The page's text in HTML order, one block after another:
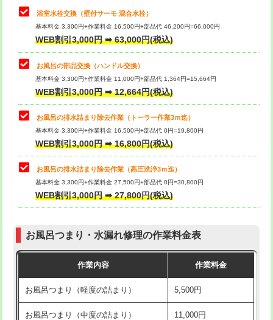
理・調整・分解・加工など（中作業）
止水・漏水調査・防水処理・清掃・修
理・調整・分解・加工など（重作業）
33,000円
トイレタンク脱着
トイレ便器脱着
タンクレストイレ脱着 33,000円
小便器トイレ脱着
その他部品の脱着 8,800円～
交換・取付（タンク）
交換・取付（普通便座） 11,000円+材料費
交換・取付（温水洗浄便座） 16,500円+材料費
交換・取付(単水栓（壁付・デッキ
式）)
13,200円+材料費
浴室水栓交換（壁付サーモ 混合水栓）
基本料金 3,300円+作業料金 16,500円+部品代 46,200円=66,000円
WEB割引3,000円 ➡ 63,000円(税込)
お風呂の部品交換（ハンドル交換）
基本料金 3,300円+作業料金 11,000円+部品代 1,364円=15,664円
WEB割引3,000円 ➡ 12,664円(税込)
お風呂の排水詰まり除去作業（トーラー作業3ｍ迄）
基本料金 3,300円+作業料金 16,500円+部品代 0円=19,800円
WEB割引3,000円 ➡ 16,800円(税込)
お風呂の排水詰まり除去作業（高圧洗浄3ｍ迄）
基本料金 3,300円+作業料金 27,500円+部品代 0円=30,800円
WEB割引3,000円 ➡ 27,800円(税込)
お風呂つまり・水漏れ修理の作業料金表
作業内容 作業料金
お風呂つまり（軽度の詰まり） 5,500円
お風呂つまり（中度の詰まり） 11,000円